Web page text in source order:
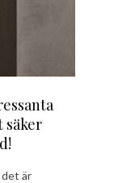
säker
är